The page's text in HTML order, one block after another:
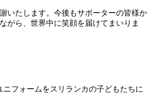
いたします。今後もサポーターの皆様か
がら、世界中に笑顔を届けてまいりま
ニフォームをスリランカの子どもたちに